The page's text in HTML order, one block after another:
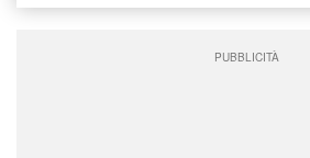
PUBBLICITÀ